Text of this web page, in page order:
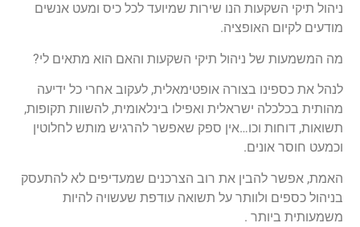
ניהול תיקי השקעות הנו שירות שמיועד לכל כיס ומעט אנשים
מודעים לקיום האופציה.
מה המשמעות של ניהול תיקי השקעות והאם הוא מתאים לי?
לנהל את כספינו בצורה אופטימאלית, לעקוב אחרי כל ידיעה
מהותית בכלכלה ישראלית ואפילו בינלאומית, להשוות תקופות,
תשואות, דוחות וכו…אין ספק שאפשר להרגיש מותש לחלוטין
וכמעט חוסר אונים.
האמת, אפשר להבין את רוב הצרכנים שמעדיפים לא להתעסק
בניהול כספים ולוותר על תשואה עודפת שעשויה להיות
משמעותית ביותר .